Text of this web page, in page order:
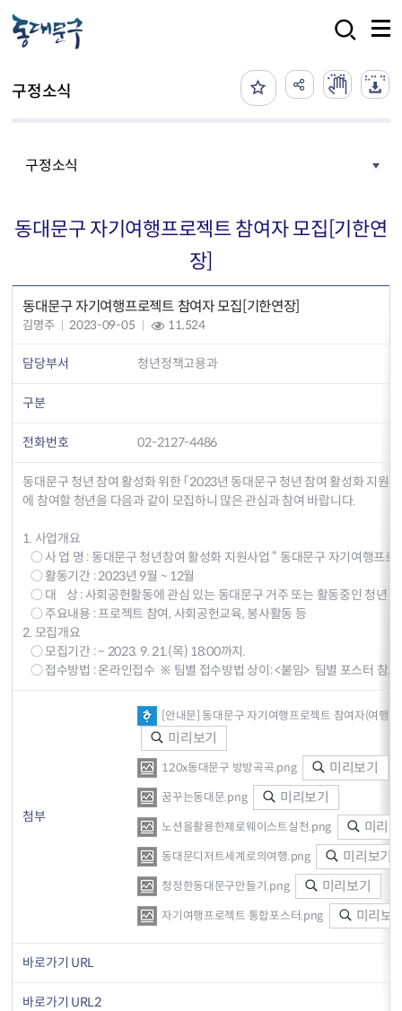
구정소식
구정소식
동대문구 자기여행프로젝트 참여자 모집[기한연
장]
동대문구 자기여행프로젝트 참여자 모집[기한연장]
김명주 2023-09-05 11,524
담당부서 청년정책고용과
구분
전화번호 02-2127-4486
동대문구 청년 참여 활성화 위한 「2023년 동대문구 청년 참여 활성화 지원
에 참여할 청년을 다음과 같이 모집하니 많은 관심과 참여 바랍니다.
1. 사업개요
○ 사 업 명 : 동대문구 청년참여 활성화 지원사업 “ 동대문구 자기여행프로
○ 활동기간 : 2023년 9월 ~ 12월
○ 대 상 : 사회공헌활동에 관심 있는 동대문구 거주 또는 활동중인 청년
○ 주요내용 : 프로젝트 참여, 사회공헌교육, 봉사활동 등
2. 모집개요
○ 모집기간 : ~ 2023. 9. 21.(목) 18:00까지.
○ 접수방법 : 온라인접수 ※ 팀별 접수방법 상이: <붙임> 팀별 포스터 참고
첨부
[안내문] 동대문구 자기여행프로젝트 참여자(여행
미리보기
120x동대문구 방방곡곡.png 미리보기
꿈꾸는동대문.png 미리보기
노션을활용한제로웨이스트실천.png 미리
동대문디저트세계로의여행.png 미리보기
청정한동대문구만들기.png 미리보기
자기여행프로젝트 통합포스터.png 미리보
바로가기 URL
바로가기 URL2